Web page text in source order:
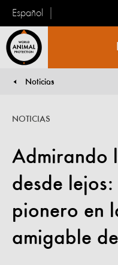
Español
Animal
Noticias
Admirando
desde
pionero en
amigable
NOTICIAS